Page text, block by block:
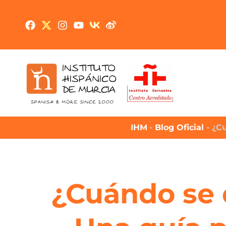
IHM - Blog Oficial -
¿Cuándo